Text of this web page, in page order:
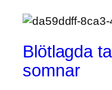
Blötlagda
somnar